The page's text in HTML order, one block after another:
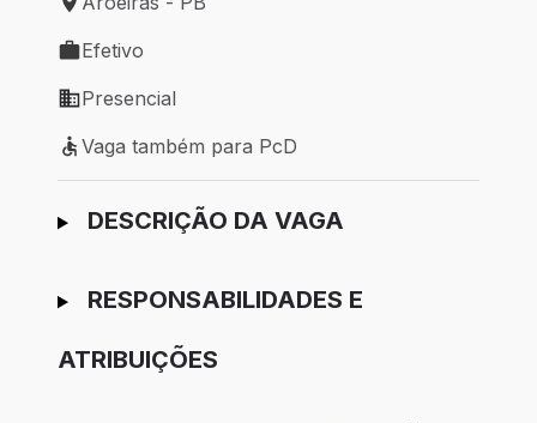
Local de trabalho: Aroeiras - PB
Tipo de vaga: Efetivo
Efetivo
Modelo de trabalho: Presencial
Presencial
Vaga também para PcD
Vaga também para PcD
Ir para candidatura
DESCRIÇÃO DA VAGA
RESPONSABILIDADES E
ATRIBUIÇÕES